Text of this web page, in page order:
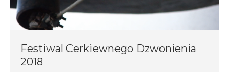
Festiwal Cerkiewnego Dzwonienia
2018